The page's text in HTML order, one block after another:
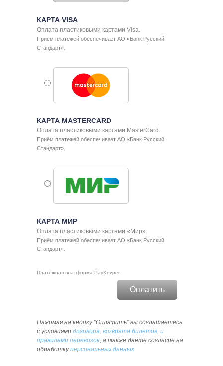
КАРТА VISA
Оплата пластиковыми картами Visa.
Приём платежей обеспечивает АО «Банк Русский
Стандарт»
КАРТА MASTERCARD
Оплата пластиковыми картами MasterCard.
Приём платежей обеспечивает АО «Банк Русский
Стандарт»
КАРТА МИР
Оплата пластиковыми картами «Мир».
Приём платежей обеспечивает АО «Банк Русский
Стандарт»
Платёжная платформа PayKeeper
Нажимая на кнопку "Оплатить" вы соглашаетесь
с условиями договора, возврата билетов, и
правилами перевозок , а также даете согласие на
обработкуперсональных данных